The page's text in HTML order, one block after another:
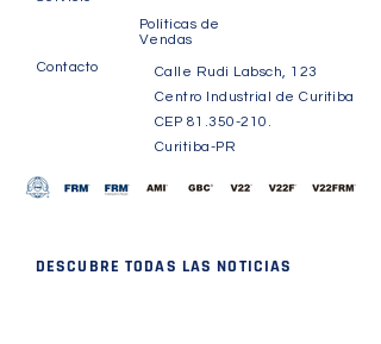
Políticas de
Vendas
Contacto
Calle Rudi Labsch, 123
Centro Industrial de Curitiba
CEP 81.350-210 .
Curitiba-PR
DESCUBRE TODAS LAS NOTICIAS